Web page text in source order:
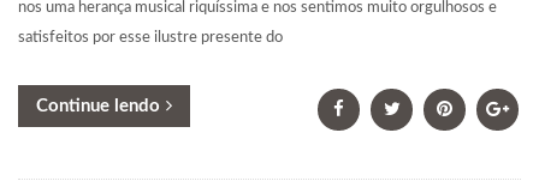
nos uma herança musical riquíssima e nos sentimos muito orgulhosos e
satisfeitos por esse ilustre presente do
Continue lendo